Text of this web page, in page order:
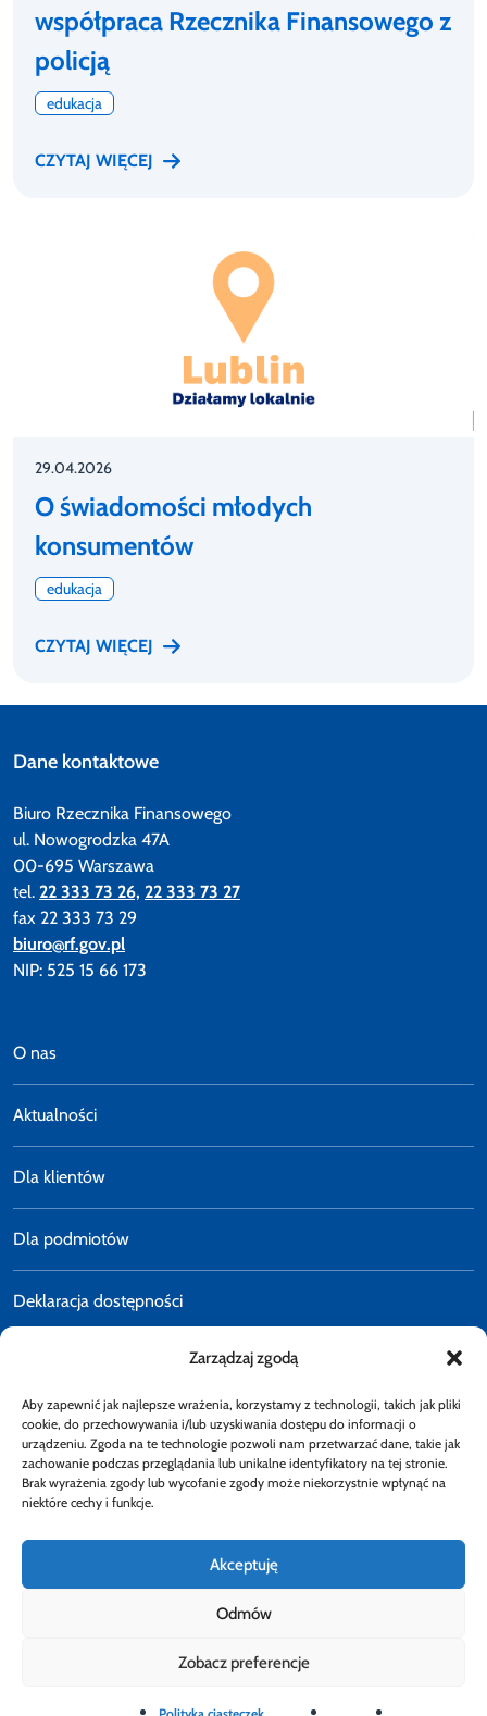
Zarządzaj zgodą
Aby zapewnić jak najlepsze wrażenia, korzystamy z technologii, takich jak pliki
cookie, do przechowywania i/lub uzyskiwania dostępu do informacji o
urządzeniu. Zgoda na te technologie pozwoli nam przetwarzać dane, takie jak
zachowanie podczas przeglądania lub unikalne identyfikatory na tej stronie.
Brak wyrażenia zgody lub wycofanie zgody może niekorzystnie wpłynąć na
niektóre cechy i funkcje.
Akceptuję
Odmów
Zobacz preferencje
współpraca Rzecznika Finansowego z
policją
edukacja
CZYTAJ WIĘCEJ
29.04.2026
O świadomości młodych
konsumentów
edukacja
CZYTAJ WIĘCEJ
Dane kontaktowe
Biuro Rzecznika Finansowego
ul. Nowogrodzka 47A
00-695 Warszawa
tel. 22 333 73 26, 22 333 73 27
fax 22 333 73 29
biuro@rf.gov.pl
NIP: 525 15 66 173
O nas
Aktualności
Dla klientów
Dla podmiotów
Deklaracja dostępności
E-faktury
Dostępność